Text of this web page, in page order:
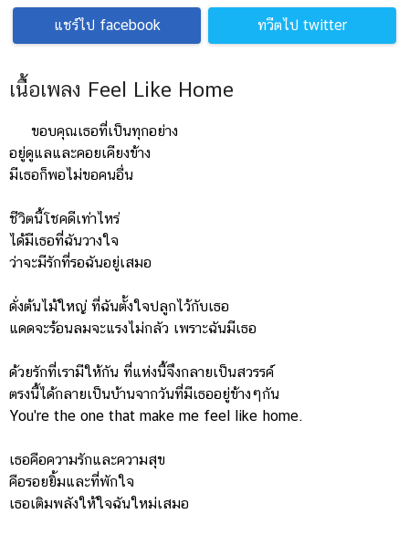
แชร์ไป facebook ทวีตไป twitter
เนื้อเพลง Feel Like Home
ขอบคุณเธอที่เป็นทุกอย่าง
อยู่ดูแลและคอยเคียงข้าง
มีเธอก็พอไม่ขอคนอื่น
ชีวิตนี้โชคดีเท่าไหร่
ได้มีเธอที่ฉันวางใจ
ว่าจะมีรักที่รอฉันอยู่เสมอ
ดั่งต้นไม้ใหญ่ ที่ฉันตั้งใจปลูกไว้กับเธอ
แดดจะร้อนลมจะแรงไม่กลัว เพราะฉันมีเธอ
ด้วยรักที่เรามีให้กัน ที่แห่งนี้จึงกลายเป็นสวรรค์
ตรงนี้ได้กลายเป็นบ้านจากวันที่มีเธออยู่ข้างๆกัน
You're the one that make me feel like home.
เธอคือความรักและความสุข
คือรอยยิ้มและที่พักใจ
เธอเติมพลังให้ใจฉันใหม่เสมอ